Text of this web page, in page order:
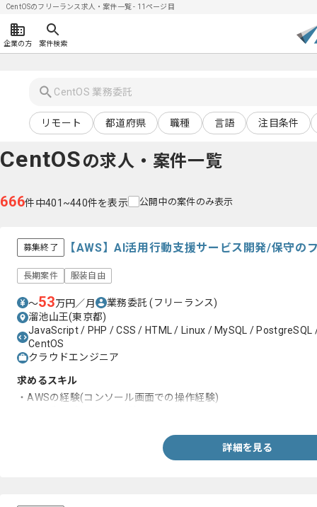
CentOSのフリーランス求人・案件一覧 - 11ページ目
企業の方 案件検索
リモート 都道府県 職種 言語 注目条件
CentOSの求人・案件一覧
666件中401~440件を表示 公開中の案件のみ表示
募集終了 【AWS】AI活用行動支援サービス開発/保守の
長期案件 服装自由
〜53万円／月 業務委託(フリーランス)
溜池山王(東京都)
JavaScript / PHP / CSS / HTML / Linux / MySQL /
CentOS
クラウドエンジニア
求めるスキル
・AWSの経験(コンソール画面での操作経験)
詳細を見る